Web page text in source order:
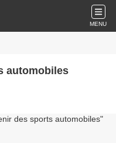
MENU
automobiles